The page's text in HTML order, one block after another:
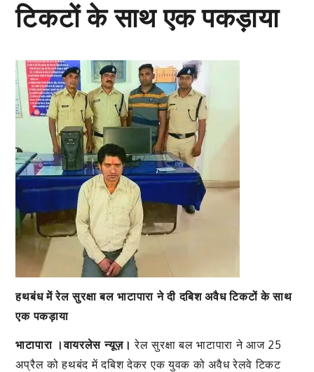
टिकटों के साथ एक पकड़ाया
हथबंध में रेल सुरक्षा बल भाटापारा ने दी दबिश अवैध टिकटों के साथ
एक पकड़ाया
भाटापारा ।वायरलेस न्यूज़। रेल सुरक्षा बल भाटापारा ने आज 25
अप्रैल को हथबंद में दबिश देकर एक युवक को अवैध रेलवे टिकट